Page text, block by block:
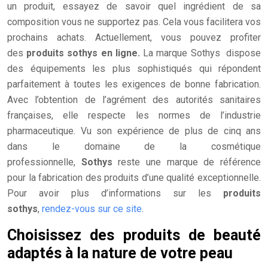
un produit, essayez de savoir quel ingrédient de sa
composition vous ne supportez pas. Cela vous facilitera vos
prochains achats. Actuellement, vous pouvez profiter
des produits sothys en ligne. La marque Sothys dispose
des équipements les plus sophistiqués qui répondent
parfaitement à toutes les exigences de bonne fabrication.
Avec l’obtention de l’agrément des autorités sanitaires
françaises, elle respecte les normes de l’industrie
pharmaceutique. Vu son expérience de plus de cinq ans
dans le domaine de la cosmétique
professionnelle, Sothys reste une marque de référence
pour la fabrication des produits d’une qualité exceptionnelle.
Pour avoir plus d’informations sur les produits
sothys, rendez-vous sur ce site.
Choisissez des produits de beauté
adaptés à la nature de votre peau